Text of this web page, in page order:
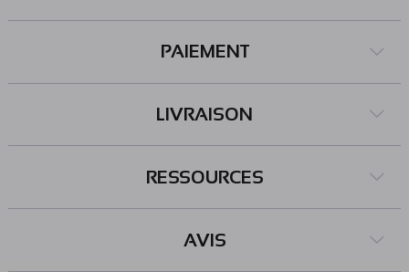
PAIEMENT
LIVRAISON
RESSOURCES
AVIS